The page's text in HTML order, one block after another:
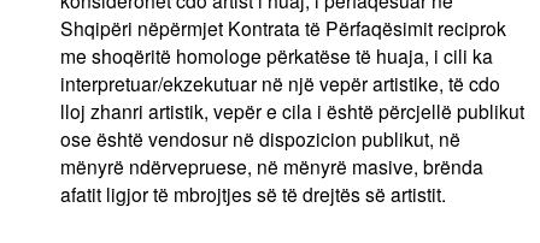
Shqipëri nëpërmjet Kontrata të Përfaqësimit reciprok
me shoqëritë homologe përkatëse të huaja, i cili ka
interpretuar/ekzekutuar në një vepër artistike, të cdo
lloj zhanri artistik, vepër e cila i është përcjellë publikut
ose është vendosur në dispozicion publikut, në
mënyrë ndërvepruese, në mënyrë masive, brënda
afatit ligjor të mbrojtjes së të drejtës së artistit.